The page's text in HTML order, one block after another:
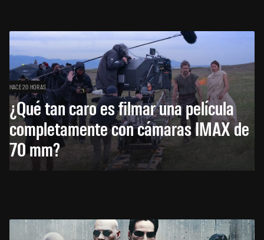
HACE 20 HORAS
¿Qué tan caro es filmar una película
completamente con cámaras IMAX de
70 mm?